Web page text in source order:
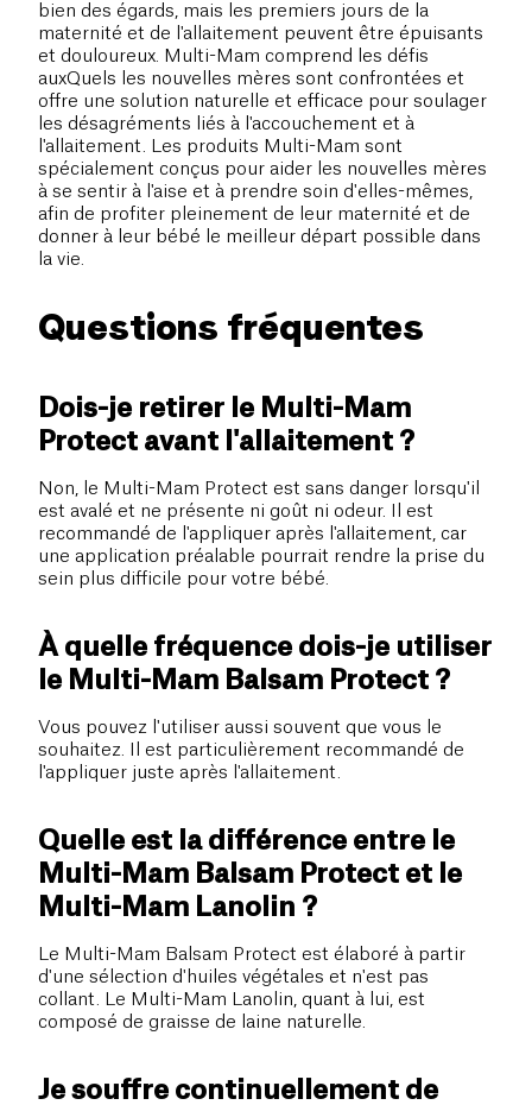
bien des égards, mais les premiers jours de la
maternité et de l'allaitement peuvent être épuisants
et douloureux. Multi-Mam comprend les défis
auxQuels les nouvelles mères sont confrontées et
offre une solution naturelle et efficace pour soulager
les désagréments liés à l'accouchement et à
l'allaitement. Les produits Multi-Mam sont
spécialement conçus pour aider les nouvelles mères
à se sentir à l'aise et à prendre soin d'elles-mêmes,
afin de profiter pleinement de leur maternité et de
donner à leur bébé le meilleur départ possible dans
la vie.
Questions fréquentes
Dois-je retirer le Multi-Mam
Protect avant l'allaitement ?
Non, le Multi-Mam Protect est sans danger lorsqu'il
est avalé et ne présente ni goût ni odeur. Il est
recommandé de l'appliquer après l'allaitement, car
une application préalable pourrait rendre la prise du
sein plus difficile pour votre bébé.
À quelle fréquence dois-je utiliser
le Multi-Mam Balsam Protect ?
Vous pouvez l'utiliser aussi souvent que vous le
souhaitez. Il est particulièrement recommandé de
l'appliquer juste après l'allaitement.
Quelle est la différence entre le
Multi-Mam Balsam Protect et le
Multi-Mam Lanolin ?
Le Multi-Mam Balsam Protect est élaboré à partir
d'une sélection d'huiles végétales et n'est pas
collant. Le Multi-Mam Lanolin, quant à lui, est
composé de graisse de laine naturelle.
Je souffre continuellement de